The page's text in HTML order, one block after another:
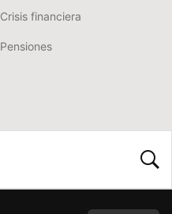
Crisis financiera
Pensiones